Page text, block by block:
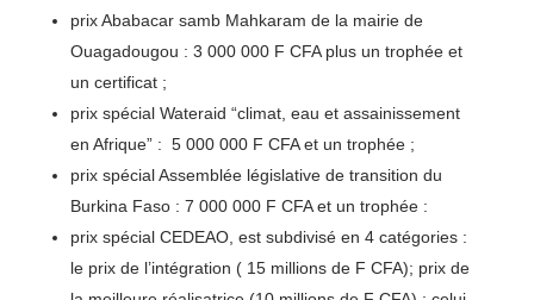
prix Ababacar samb Mahkaram de la mairie de
Ouagadougou : 3 000 000 F CFA plus un trophée et
un certificat ;
prix spécial Wateraid “climat, eau et assainissement
en Afrique” : 5 000 000 F CFA et un trophée ;
prix spécial Assemblée législative de transition du
Burkina Faso : 7 000 000 F CFA et un trophée :
prix spécial CEDEAO, est subdivisé en 4 catégories :
le prix de l’intégration ( 15 millions de F CFA); prix de